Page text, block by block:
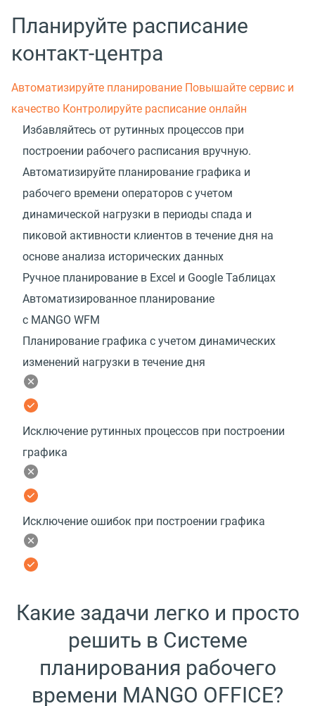
Планируйте расписание
контакт-центра
Автоматизируйте планирование Повышайте сервис и
качество Контролируйте расписание онлайн
Избавляйтесь от рутинных процессов при
построении рабочего расписания вручную.
Автоматизируйте планирование графика и
рабочего времени операторов с учетом
динамической нагрузки в периоды спада и
пиковой активности клиентов в течение дня на
основе анализа исторических данных
Ручное планирование в Excel и Google Таблицах
Автоматизированное планирование
с MANGO WFM
Планирование графика с учетом динамических
изменений нагрузки в течение дня
Исключение рутинных процессов при построении
графика
Исключение ошибок при построении графика
Какие задачи легко и просто
решить в Системе
планирования рабочего
времени MANGO OFFICE?